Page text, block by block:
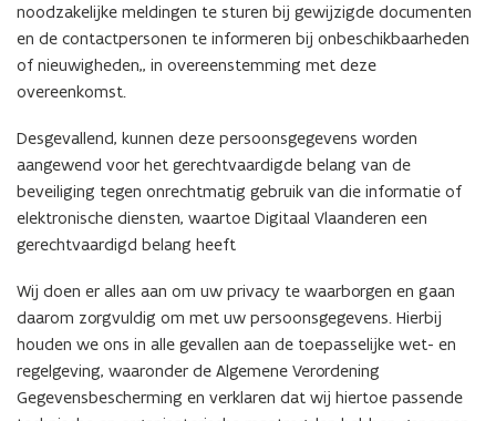
noodzakelijke meldingen te sturen bij gewijzigde documenten
en de contactpersonen te informeren bij onbeschikbaarheden
of nieuwigheden,, in overeenstemming met deze
overeenkomst.
Desgevallend, kunnen deze persoonsgegevens worden
aangewend voor het gerechtvaardigde belang van de
beveiliging tegen onrechtmatig gebruik van die informatie of
elektronische diensten, waartoe Digitaal Vlaanderen een
gerechtvaardigd belang heeft
Wij doen er alles aan om uw privacy te waarborgen en gaan
daarom zorgvuldig om met uw persoonsgegevens. Hierbij
houden we ons in alle gevallen aan de toepasselijke wet- en
regelgeving, waaronder de Algemene Verordening
Gegevensbescherming en verklaren dat wij hiertoe passende